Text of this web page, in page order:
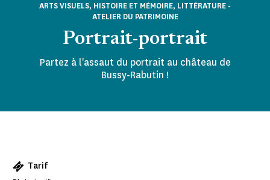
Portrait-portrait
ARTS VISUELS, HISTOIRE ET MÉMOIRE, LITTÉRATURE -
ATELIER DU PATRIMOINE
Partez à l'assaut du portrait au château de
Bussy-Rabutin !
Tarif